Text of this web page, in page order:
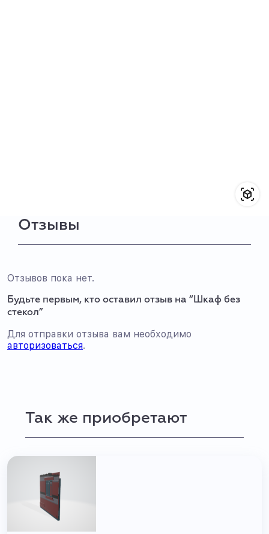
Отзывы
Отзывов пока нет.
Будьте первым, кто оставил отзыв на “Шкаф без
стекол”
Для отправки отзыва вам необходимо
авторизоваться.
Так же приобретают